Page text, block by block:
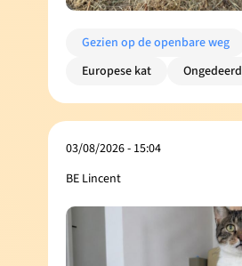
Gezien op de openbare weg
Europese kat
Ongedeerd
03/08/2026 - 15:04
BE Lincent